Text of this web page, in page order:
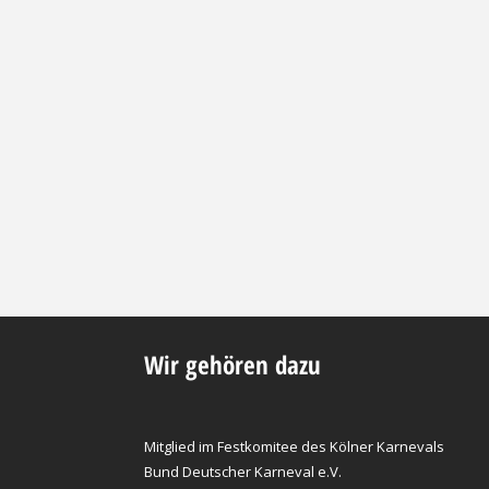
Wir gehören dazu
Mitglied im Festkomitee des Kölner Karnevals
Bund Deutscher Karneval e.V.